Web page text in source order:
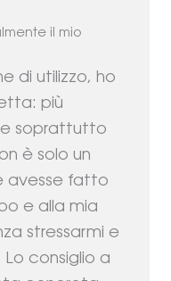
il mio
di utilizzo, ho
più
e soprattutto
è solo un
avesse fatto
e alla mia
stressarmi e
consiglio a